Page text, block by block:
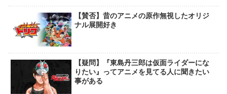
【賛否】昔のアニメの原作無視したオリジ
ナル展開好き
【疑問】『東島丹三郎は仮面ライダーにな
りたい』ってアニメを見てる人に聞きたい
事がある